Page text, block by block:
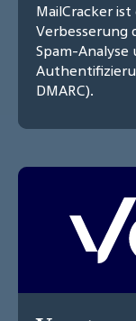
MailCracker
Verbesserung
Spam-
DMARC).